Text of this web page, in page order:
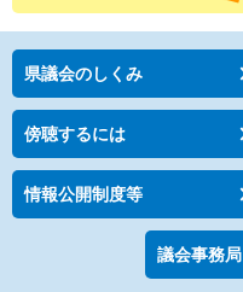
県議会のしくみ
傍聴するには
情報公開制度等
議会事務局